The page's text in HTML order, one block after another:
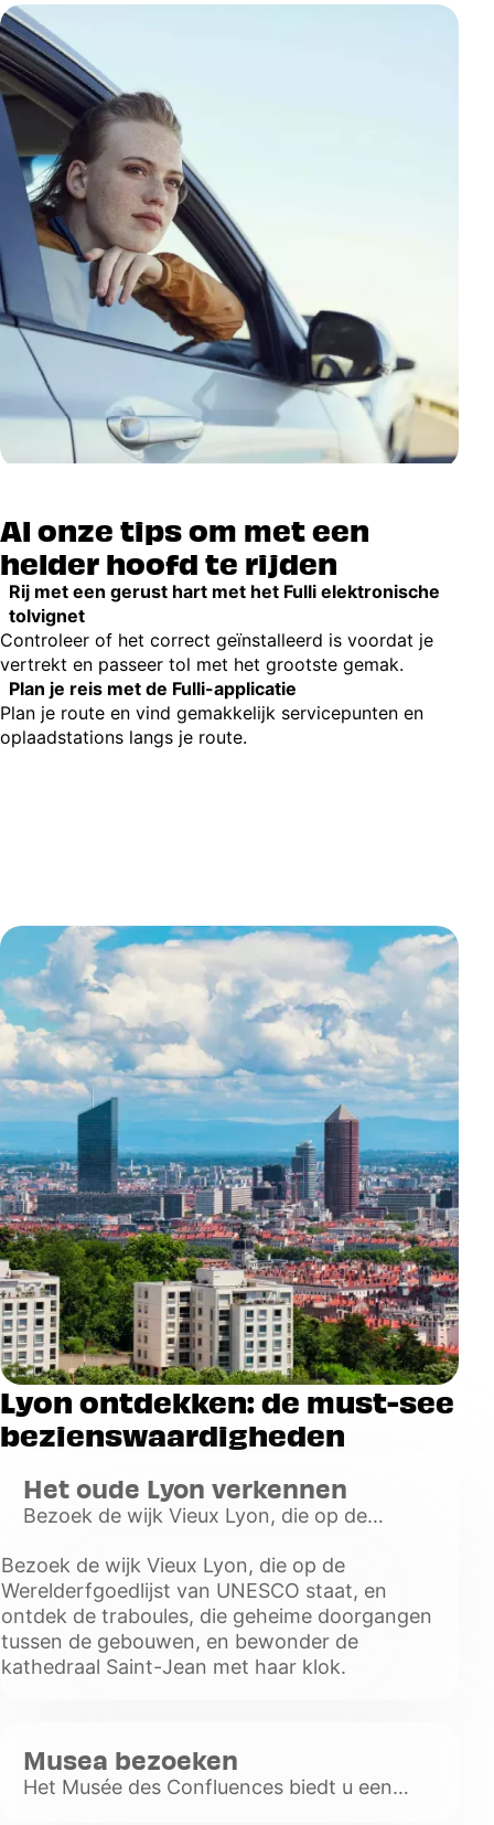
Al onze tips om met een
helder hoofd te rijden
Rij met een gerust hart met het Fulli elektronische
tolvignet
Controleer of het correct geïnstalleerd is voordat je
vertrekt en passeer tol met het grootste gemak.
Plan je reis met de Fulli-applicatie
Plan je route en vind gemakkelijk servicepunten en
oplaadstations langs je route.
Lyon ontdekken: de must-see
bezienswaardigheden
Het oude Lyon verkennen
Bezoek de wijk Vieux Lyon, die op de
ontdek de traboules, die geheime
doorgangen tussen de gebouwen, en
bewond
Voir
plus
Bezoek de wijk Vieux Lyon, die op de
Werelderfgoedlijst van UNESCO staat, en
ontdek de traboules, die geheime doorgangen
tussen de gebouwen, en bewonder de
kathedraal Saint-Jean met haar klok.
Musea bezoeken
Het Musée des Confluences biedt u een